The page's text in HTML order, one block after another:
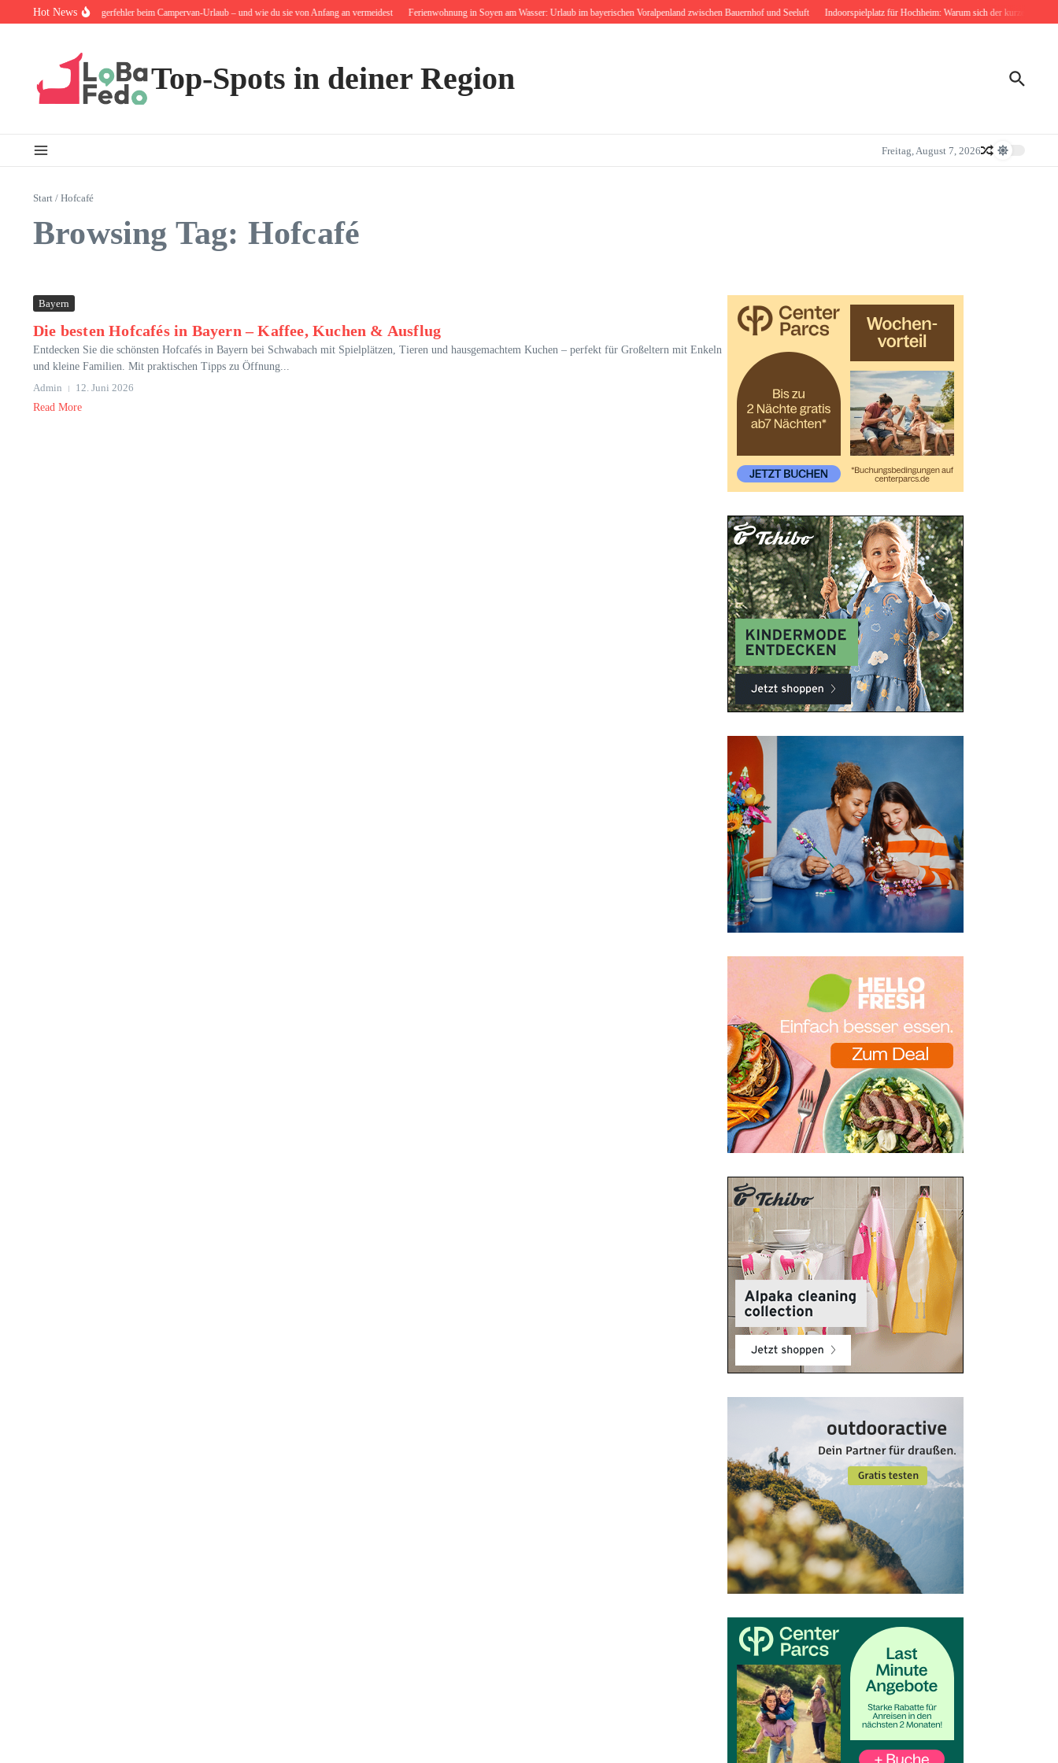
Zum Inhalt springen
Hot News
10 häufigsten Anfängerfehler beim Campervan-Urlaub – und wie du sie von Anfang an vermeidest Ferienwohnung in Soyen am Wasser: Urlaub im bayerischen Voralpenland zwischen Bauernhof und Seeluft Indoorspielplatz für Hochheim: Warum sich der kurze Weg nach
Top-Spots in deiner Region
Freitag, August 7, 2026
Start / Hofcafé
Browsing Tag: Hofcafé
Bayern
Die besten Hofcafés in Bayern – Kaffee, Kuchen & Ausflug
Entdecken Sie die schönsten Hofcafés in Bayern bei Schwabach mit Spielplätzen, Tieren und hausgemachtem Kuchen – perfekt für Großeltern mit Enkeln
und kleine Familien. Mit praktischen Tipps zu Öffnung...
Admin
12. Juni 2026
Read More